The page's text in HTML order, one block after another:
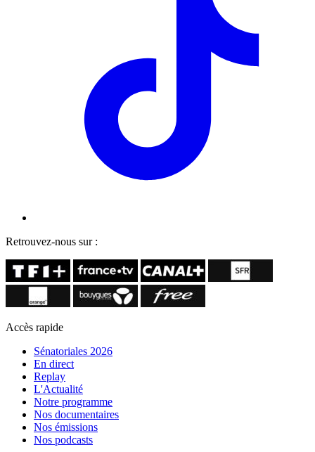
Retrouvez-nous sur :
Accès rapide
Sénatoriales 2026
En direct
Replay
L'Actualité
Notre programme
Nos documentaires
Nos émissions
Nos podcasts